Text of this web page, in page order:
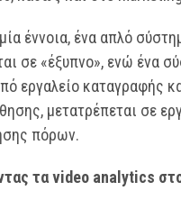
έννοια, ένα απλό
σε «έξυπνο», ενώ ένα
εργαλείο καταγραφής
μετατρέπεται σε
πόρων.
ταvideo analytics